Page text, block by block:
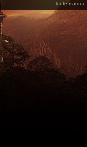
Toute
applications. Copiez